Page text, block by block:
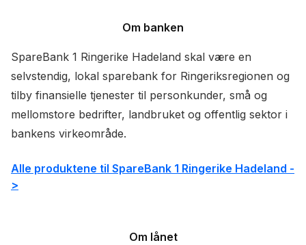
Om banken
SpareBank 1 Ringerike Hadeland skal være en
selvstendig, lokal sparebank for Ringeriksregionen og
tilby finansielle tjenester til personkunder, små og
mellomstore bedrifter, landbruket og offentlig sektor i
bankens virkeområde.
Alle produktene til SpareBank 1 Ringerike Hadeland -
>
Om lånet